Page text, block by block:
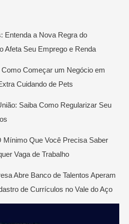
Entenda a Nova Regra do
Afeta Seu Emprego e Renda
Começar um Negócio em
Cuidando de Pets
Saiba Como Regularizar Seu
Mínimo Que Você Precisa Saber
Vaga de Trabalho
Abre Banco de Talentos Aperam
de Currículos no Vale do Aço